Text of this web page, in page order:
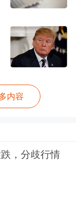
列改革试点
进自贸试验
自贸试验区
统思维，正
配得上“枢
内容
，分歧行情